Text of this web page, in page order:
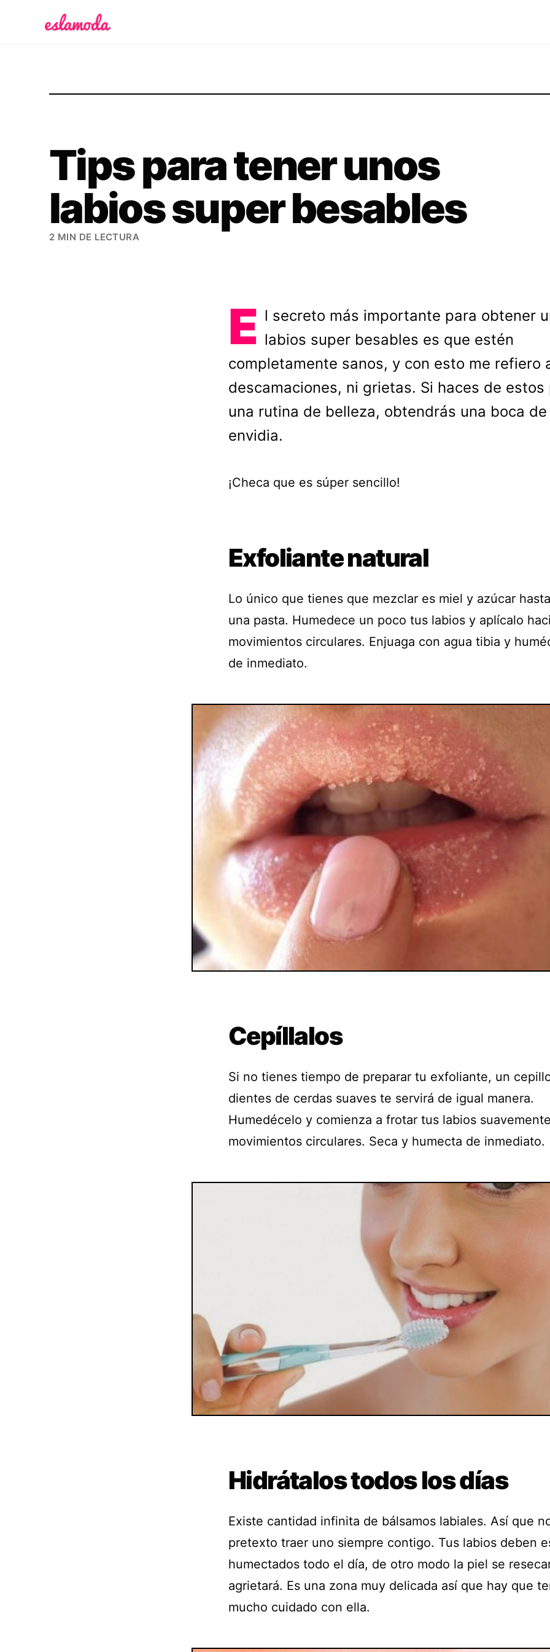
Tips para tener unos
labios super besables
2 MIN DE LECTURA
E l secreto más importante para obtener
labios super besables es que estén
completamente sanos, y con esto me refiero
descamaciones, ni grietas. Si haces de estos
una rutina de belleza, obtendrás una boca de
envidia.
¡Checa que es súper sencillo!
Exfoliante natural
Lo único que tienes que mezclar es miel y azúcar
una pasta. Humedece un poco tus labios y aplícalo
movimientos circulares. Enjuaga con agua tibia y
de inmediato.
Cepíllalos
Si no tienes tiempo de preparar tu exfoliante, un
dientes de cerdas suaves te servirá de igual manera.
Humedécelo y comienza a frotar tus labios
movimientos circulares. Seca y humecta de inmediato.
Hidrátalos todos los días
Existe cantidad infinita de bálsamos labiales. Así que
pretexto traer uno siempre contigo. Tus labios deben
humectados todo el día, de otro modo la piel se
agrietará. Es una zona muy delicada así que hay que
mucho cuidado con ella.